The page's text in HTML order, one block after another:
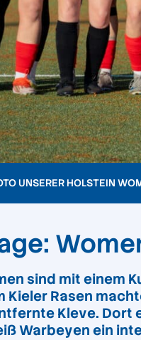
UNSERER HOLSTEIN
sind mit einem
Kieler Rasen
Kleve.
Warbeyen ein